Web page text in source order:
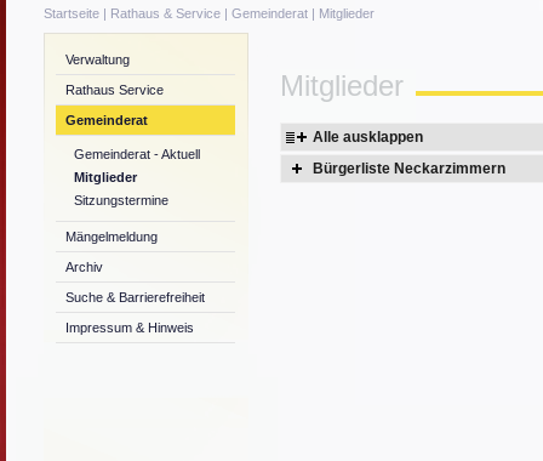
Startseite| Rathaus & Service| Gemeinderat| Mitglieder
Verwaltung
Rathaus Service
Gemeinderat
Gemeinderat - Aktuell
Mitglieder
Sitzungstermine
Mängelmeldung
Archiv
Suche & Barrierefreiheit
Impressum & Hinweis
Mitglieder
Alle ausklappen
Bürgerliste Neckarzimmern